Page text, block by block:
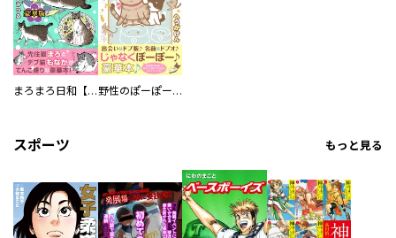
まろまろ日和【豪華版】 野性のぽーぽー【豪華版】
スポーツ もっと見る